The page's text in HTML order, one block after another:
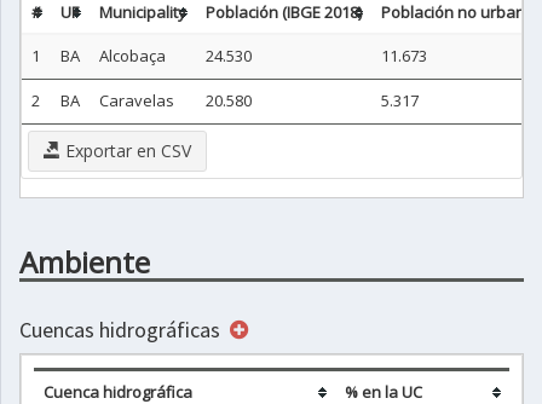
# UF Municipality Población (IBGE 2018)
Población no urbana
1
BA Alcobaça 24.530 11.673
2 BA Caravelas 20.580 5.317
Exportar en CSV
Ambiente
Cuencas hidrográficas
Cuenca hidrográfica
% en la UC